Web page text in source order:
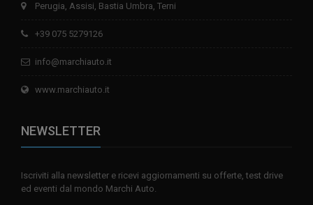
Perugia, Assisi, Bastia Umbra, Terni
+39 075 5279126
info@marchiauto.it
www.marchiauto.it
NEWSLETTER
Iscriviti alla newsletter e ricevi aggiornamenti su offerte, test drive
ed eventi dal mondo Marchi Auto.